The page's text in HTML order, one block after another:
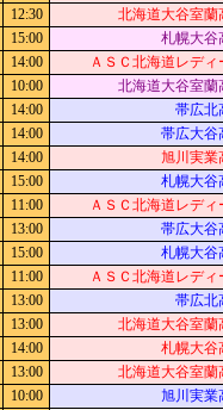
12:30
北海道大谷室蘭
15:00
札幌大谷
14:00 ＡＳＣ北海道レディ
10:00
北海道大谷室蘭
14:00
帯広北
14:00 帯広大谷
14:00
旭川実業
15:00
札幌大谷
11:00 ＡＳＣ北海道レディ
13:00
帯広大谷
15:00
札幌大谷
11:00 ＡＳＣ北海道レディ
13:00
帯広北
13:00
北海道大谷室蘭
14:00 札幌大谷
13:00
北海道大谷室蘭
10:00
旭川実業